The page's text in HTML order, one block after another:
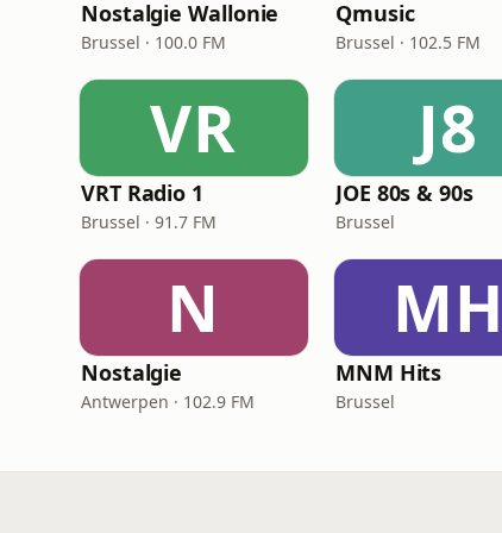
Nostalgie Wallonie
Brussel · 100.0 FM
Qmusic
Brussel · 102.5 FM
VR
VRT Radio 1
Brussel · 91.7 FM
J8
JOE 80s & 90s
Brussel
N
Nostalgie
Antwerpen · 102.9 FM
MH
MNM Hits
Brussel